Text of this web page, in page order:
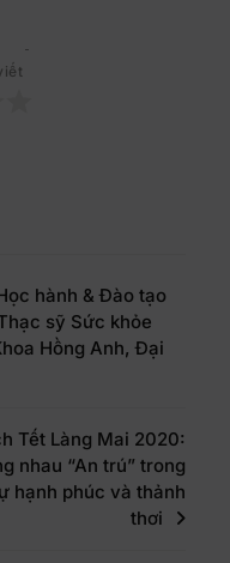
hành & Đào tạo
sỹ Sức khỏe
Hồng Anh,Đại
Tết Làng Mai 2020:
nhau “An trú” trong
hạnh phúc và thảnh
thơi